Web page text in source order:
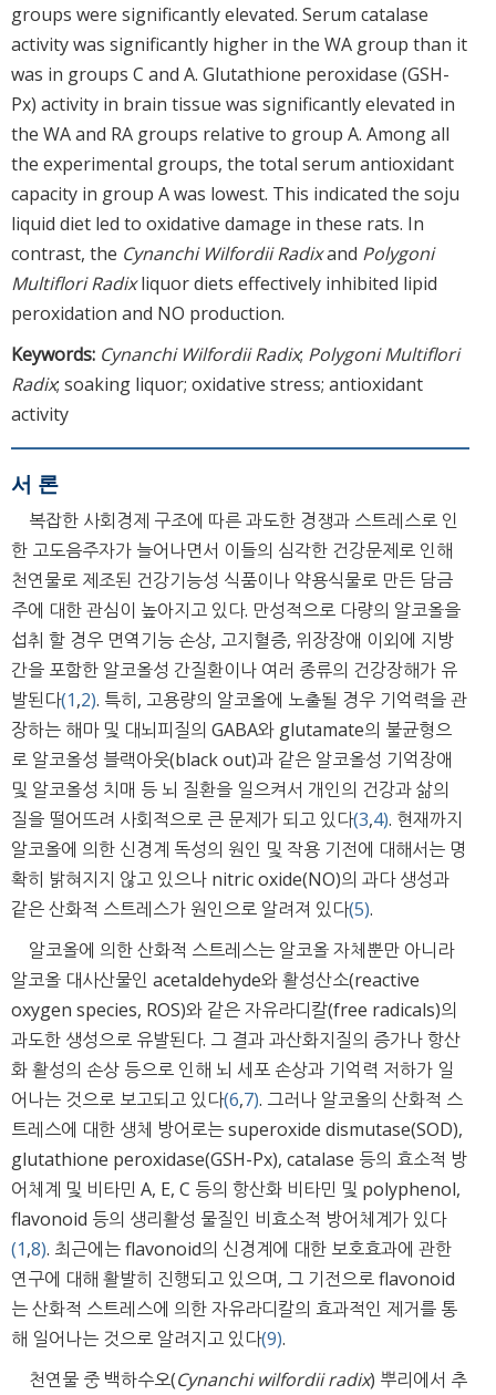
groups were significantly elevated. Serum catalase
activity was significantly higher in the WA group than it
was in groups C and A. Glutathione peroxidase (GSH-
Px) activity in brain tissue was significantly elevated in
the WA and RA groups relative to group A. Among all
the experimental groups, the total serum antioxidant
capacity in group A was lowest. This indicated the soju
liquid diet led to oxidative damage in these rats. In
contrast, the Cynanchi Wilfordii Radixand Polygoni
Multiflori Radixliquor diets effectively inhibited lipid
peroxidation and NO production.
Keywords: Cynanchi Wilfordii Radix; Polygoni Multiflori
Radix; soaking liquor; oxidative stress; antioxidant
activity
서 론
복잡한 사회경제 구조에 따른 과도한 경쟁과 스트레스로 인
한 고도음주자가 늘어나면서 이들의 심각한 건강문제로 인해
천연물로 제조된 건강기능성 식품이나 약용식물로 만든 담금
주에 대한 관심이 높아지고 있다. 만성적으로 다량의 알코올을
섭취 할 경우 면역기능 손상, 고지혈증, 위장장애 이외에 지방
간을 포함한 알코올성 간질환이나 여러 종류의 건강장해가 유
발된다(1,2). 특히, 고용량의 알코올에 노출될 경우 기억력을 관
장하는 해마 및 대뇌피질의 GABA와 glutamate의 불균형으
로 알코올성 블랙아웃(black out)과 같은 알코올성 기억장애
및 알코올성 치매 등 뇌 질환을 일으켜서 개인의 건강과 삶의
질을 떨어뜨려 사회적으로 큰 문제가 되고 있다(3,4). 현재까지
알코올에 의한 신경계 독성의 원인 및 작용 기전에 대해서는 명
확히 밝혀지지 않고 있으나 nitric oxide(NO)의 과다 생성과
같은 산화적 스트레스가 원인으로 알려져 있다(5).
알코올에 의한 산화적 스트레스는 알코올 자체뿐만 아니라
알코올 대사산물인 acetaldehyde와 활성산소(reactive
oxygen species, ROS)와 같은 자유라디칼(free radicals)의
과도한 생성으로 유발된다. 그 결과 과산화지질의 증가나 항산
화 활성의 손상 등으로 인해 뇌 세포 손상과 기억력 저하가 일
어나는 것으로 보고되고 있다(6,7). 그러나 알코올의 산화적 스
트레스에 대한 생체 방어로는 superoxide dismutase(SOD),
glutathione peroxidase(GSH-Px), catalase 등의 효소적 방
어체계 및 비타민 A, E, C 등의 항산화 비타민 및 polyphenol,
flavonoid 등의 생리활성 물질인 비효소적 방어체계가 있다
(1,8). 최근에는 flavonoid의 신경계에 대한 보호효과에 관한
연구에 대해 활발히 진행되고 있으며, 그 기전으로 flavonoid
는 산화적 스트레스에 의한 자유라디칼의 효과적인 제거를 통
해 일어나는 것으로 알려지고 있다(9).
천연물 중 백하수오(Cynanchi wilfordii radix) 뿌리에서 추